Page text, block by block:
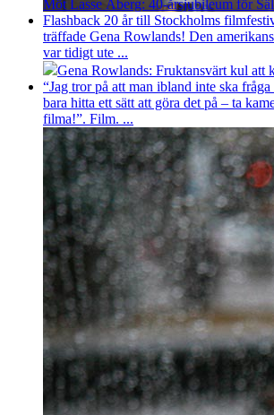
Möt Lasse Åberg: 40-årsjubileum för
Flashback 20 år till Stockholms
träffade Gena Rowlands! Den
var tidigt ute ...
Gena Rowlands: Fruktansvärt kul att
“Jag tror på att man ibland inte ska
bara hitta ett sätt att göra det på – ta
filma!”. Film. ...